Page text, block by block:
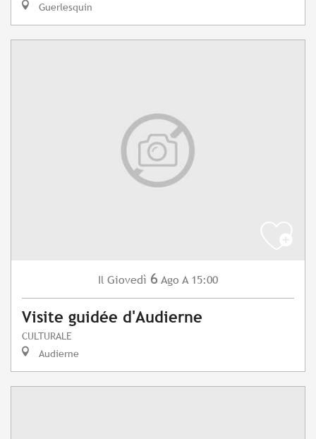
Guerlesquin
Il Giovedì 6 Ago A 15:00
Visite guidée d'Audierne
CULTURALE
Audierne